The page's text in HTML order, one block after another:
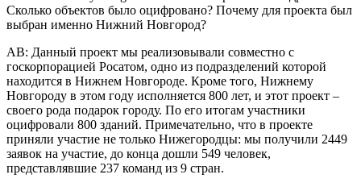
Сколько объектов было оцифровано? Почему для проекта был
выбран именно Нижний Новгород?
АВ: Данный проект мы реализовывали совместно с
госкорпорацией Росатом, одно из подразделений которой
находится в Нижнем Новгороде. Кроме того, Нижнему
Новгороду в этом году исполняется 800 лет, и этот проект –
своего рода подарок городу. По его итогам участники
оцифровали 800 зданий. Примечательно, что в проекте
приняли участие не только Нижегородцы: мы получили 2449
заявок на участие, до конца дошли 549 человек,
представлявшие 237 команд из 9 стран.